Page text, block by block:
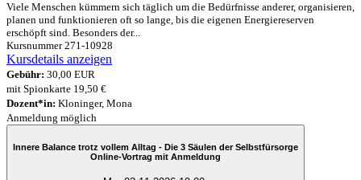
Viele Menschen kümmern sich täglich um die Bedürfnisse anderer, organisieren,
planen und funktionieren oft so lange, bis die eigenen Energiereserven
erschöpft sind. Besonders der...
Kursnummer 271-10928
Kursdetails anzeigen
Gebühr: 30,00 EUR
mit Spionkarte 19,50 €
Dozent*in: Kloninger, Mona
Anmeldung möglich
Innere Balance trotz vollem Alltag - Die 3 Säulen der Selbstfürsorge
Online-Vortrag mit Anmeldung